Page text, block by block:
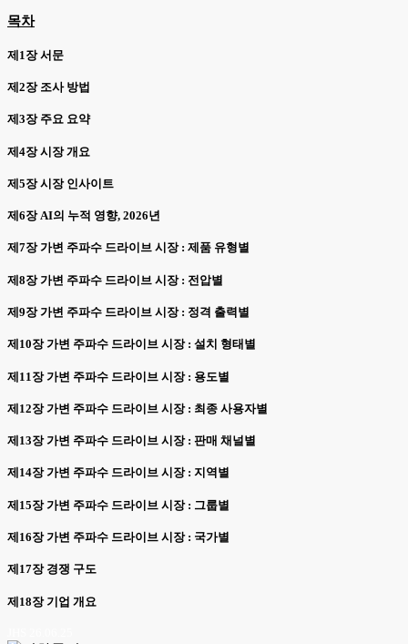
목차
제1장 서문
제2장 조사 방법
제3장 주요 요약
제4장 시장 개요
제5장 시장 인사이트
제6장 AI의 누적 영향, 2026년
제7장 가변 주파수 드라이브 시장 : 제품 유형별
제8장 가변 주파수 드라이브 시장 : 전압별
제9장 가변 주파수 드라이브 시장 : 정격 출력별
제10장 가변 주파수 드라이브 시장 : 설치 형태별
제11장 가변 주파수 드라이브 시장 : 용도별
제12장 가변 주파수 드라이브 시장 : 최종 사용자별
제13장 가변 주파수 드라이브 시장 : 판매 채널별
제14장 가변 주파수 드라이브 시장 : 지역별
제15장 가변 주파수 드라이브 시장 : 그룹별
제16장 가변 주파수 드라이브 시장 : 국가별
제17장 경쟁 구도
제18장 기업 개요